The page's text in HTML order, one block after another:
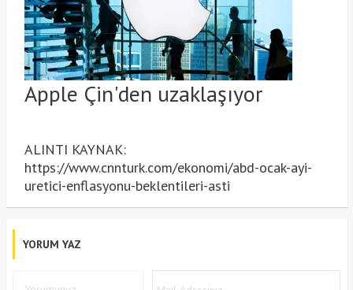
Apple Çin'den uzaklaşıyor
ALINTI KAYNAK:
https://www.cnnturk.com/ekonomi/abd-ocak-ayi-
uretici-enflasyonu-beklentileri-asti
YORUM YAZ